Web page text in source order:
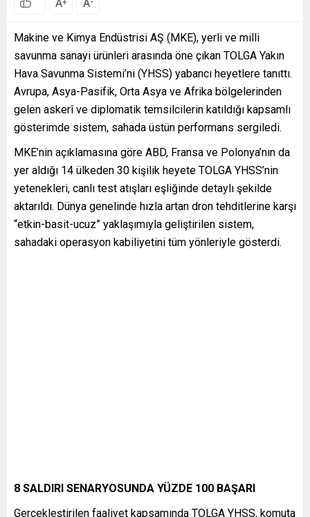
A A
Makine ve Kimya Endüstrisi AŞ (MKE), yerli ve milli
savunma sanayi ürünleri arasında öne çıkan TOLGA Yakın
Hava Savunma Sistemi’ni (YHSS) yabancı heyetlere tanıttı.
Avrupa, Asya-Pasifik, Orta Asya ve Afrika bölgelerinden
gelen askerî ve diplomatik temsilcilerin katıldığı kapsamlı
gösterimde sistem, sahada üstün performans sergiledi.
MKE’nin açıklamasına göre ABD, Fransa ve Polonya’nın da
yer aldığı 14 ülkeden 30 kişilik heyete TOLGA YHSS’nin
yetenekleri, canlı test atışları eşliğinde detaylı şekilde
aktarıldı. Dünya genelinde hızla artan dron tehditlerine karşı
“etkin-basit-ucuz” yaklaşımıyla geliştirilen sistem,
sahadaki operasyon kabiliyetini tüm yönleriyle gösterdi.
8 SALDIRI SENARYOSUNDA YÜZDE 100 BAŞARI
Gerçekleştirilen faaliyet kapsamında TOLGA YHSS, komuta